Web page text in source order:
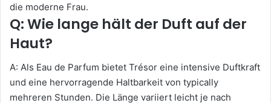
die moderne Frau.
Q: Wie lange hält der Duft auf der
Haut?
A: Als Eau de Parfum bietet Trésor eine intensive Duftkraft
und eine hervorragende Haltbarkeit von typically
mehreren Stunden. Die Länge variiert leicht je nach